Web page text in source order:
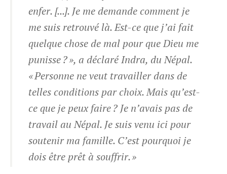
enfer. [...]. Je me demande comment je
me suis retrouvé là. Est-ce que j’ai fait
quelque chose de mal pour que Dieu me
punisse ? », a déclaré Indra, du Népal.
« Personne ne veut travailler dans de
telles conditions par choix. Mais qu’est-
ce que je peux faire ? Je n’avais pas de
travail au Népal. Je suis venu ici pour
soutenir ma famille. C’est pourquoi je
dois être prêt à souffrir. »